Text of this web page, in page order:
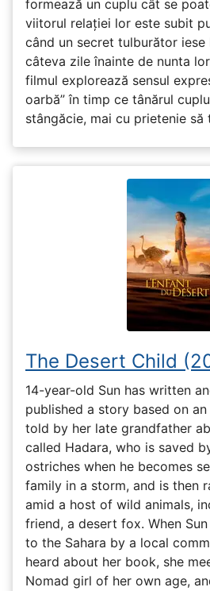
formează un cuplu cât se
viitorul relației lor este subit
când un secret tulburător
câteva zile înainte de nunta
filmul explorează sensul
oarbă” în timp ce tânărul
stângăcie, mai cu prietenie să
The Desert Child
14-year-old Sun has written
published a story based on
told by her late grandfather
called Hadara, who is saved
ostriches when he becomes
family in a storm, and is then
amid a host of wild animals,
friend, a desert fox. When
to the Sahara by a local
heard about her book, she
Nomad girl of her own age,